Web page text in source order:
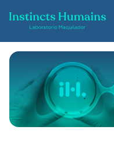
contenido